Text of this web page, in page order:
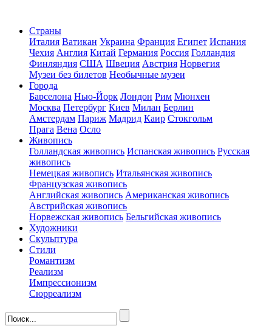
Страны
Италия Ватикан Украина Франция Египет Испания
Чехия Англия Китай Германия Россия Голландия
Финляндия США Швеция Австрия Норвегия
Музеи без билетов Необычные музеи
Города
Барселона Нью-Йорк Лондон Рим Мюнхен
Москва Петербург Киев Милан Берлин
Амстердам Париж Мадрид Каир Стокгольм
Прага Вена Осло
Живопись
Голландская живопись Испанская живопись Русская
живопись
Немецкая живопись Итальянская живопись
Французская живопись
Английская живопись Американская живопись
Австрийская живопись
Норвежская живопись Бельгийская живопись
Художники
Скульптура
Стили
Романтизм
Реализм
Импрессионизм
Сюрреализм